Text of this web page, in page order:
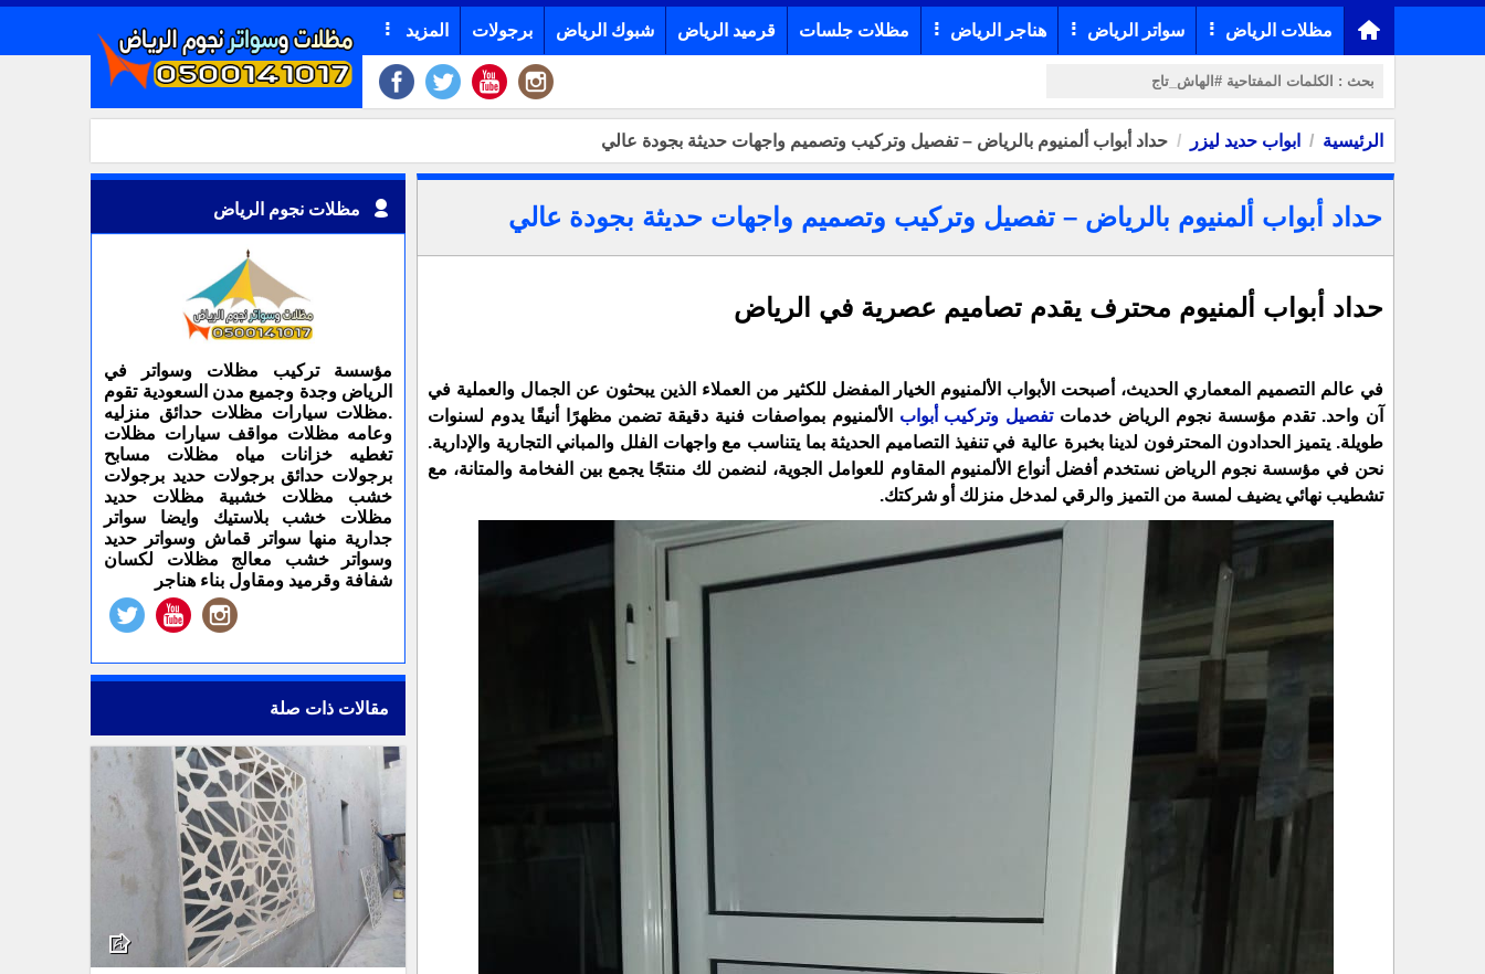
مظلات الرياض سواتر الرياض هناجر الرياض مظلات جلسات قرميد الرياض شبوك الرياض برجولات المزيد
الرئيسية ابواب حديد ليزر حداد أبواب ألمنيوم بالرياض – تفصيل وتركيب وتصميم واجهات حديثة بجودة عالي
حداد أبواب ألمنيوم بالرياض – تفصيل وتركيب وتصميم واجهات حديثة بجودة عالي
حداد أبواب ألمنيوم محترف يقدم تصاميم عصرية في الرياض
في عالم التصميم المعماري الحديث، أصبحت الأبواب الألمنيوم الخيار المفضل للكثير من العملاء الذين يبحثون عن الجمال والعملية في
آن واحد. تقدم مؤسسة نجوم الرياض خدماتتفصيل وتركيب أبواب الألمنيوم بمواصفات فنية دقيقة تضمن مظهرًا أنيقًا يدوم لسنوات
طويلة. يتميز الحدادون المحترفون لدينا بخبرة عالية في تنفيذ التصاميم الحديثة بما يتناسب مع واجهات الفلل والمباني التجارية والإدارية.
نحن في مؤسسة نجوم الرياض نستخدم أفضل أنواع الألمنيوم المقاوم للعوامل الجوية، لنضمن لك منتجًا يجمع بين الفخامة والمتانة، مع
تشطيب نهائي يضيف لمسة من التميز والرقي لمدخل منزلك أو شركتك.
مظلات نجوم الرياض
مؤسسة تركيب مظلات وسواتر في
الرياض وجدة وجميع مدن السعودية تقوم
.مظلات سيارات مظلات حدائق منزليه
وعامه مظلات مواقف سيارات مظلات
تغطيه خزانات مياه مظلات مسابح
برجولات حدائق برجولات حديد برجولات
خشب مظلات خشبية مظلات حديد
مظلات خشب بلاستيك وايضا سواتر
جدارية منها سواتر قماش وسواتر حديد
وسواتر خشب معالج مظلات لكسان
شفافة وقرميد ومقاول بناء هناجر
مقالات ذات صلة